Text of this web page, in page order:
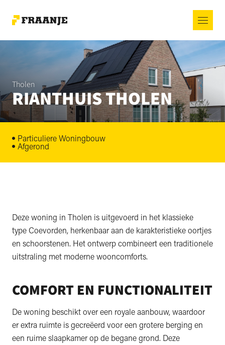
Tholen
RIANTHUIS THOLEN
Particuliere Woningbouw
Afgerond
Deze woning in Tholen is uitgevoerd in het klassieke
type Coevorden, herkenbaar aan de karakteristieke oortjes
en schoorstenen. Het ontwerp combineert een traditionele
uitstraling met moderne wooncomforts.
COMFORT EN FUNCTIONALITEIT
De woning beschikt over een royale aanbouw, waardoor
er extra ruimte is gecreëerd voor een grotere berging en
een ruime slaapkamer op de begane grond. Deze